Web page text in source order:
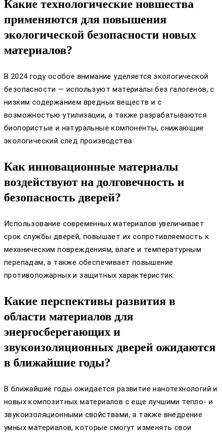
Какие технологические новшества
применяются для повышения
экологической безопасности новых
материалов?
В 2024 году особое внимание уделяется экологической
безопасности — используют материалы без галогенов, с
низким содержанием вредных веществ и с
возможностью утилизации, а также разрабатываются
биопористые и натуральные компоненты, снижающие
экологический след производства.
Как инновационные материалы
воздействуют на долговечность и
безопасность дверей?
Использование современных материалов увеличивает
срок службы дверей, повышает их сопротивляемость к
механическим повреждениям, влаге и температурным
перепадам, а также обеспечивает повышение
противопожарных и защитных характеристик.
Какие перспективы развития в
области материалов для
энергосберегающих и
звукоизоляционных дверей ожидаются
в ближайшие годы?
В ближайшие годы ожидается развитие нанотехнологий и
новых композитных материалов с еще лучшими тепло- и
звукоизоляционными свойствами, а также внедрение
умных материалов, которые смогут изменять свои